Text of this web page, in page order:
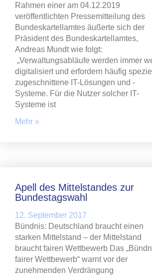
Rahmen einer am 04.12.2019
veröffentlichten Pressemitteilung des
Bundeskartellamtes äußerte sich der
Präsident des Bundeskartellamtes,
Andreas Mundt wie folgt:
„Verwaltungsabläufe werden immer
digitalisiert und erfordern häufig speziell
zugeschnittene IT-Lösungen und -
Systeme. Für die Nutzer solcher IT-
Systeme ist
Mehr »
Apell des Mittelstandes zur
Bundestagswahl
12. September 2017
Bündnis: Deutschland braucht einen
starken Mittelstand – der Mittelstand
braucht fairen Wettbewerb Das
fairer Wettbewerb“ warnt vor der
zunehmenden Verdrängung